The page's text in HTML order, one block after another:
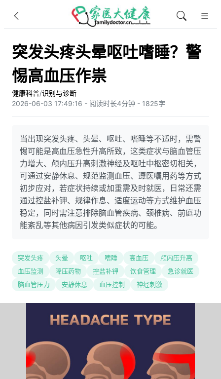
突发头疼头晕呕吐嗜睡？警
惕高血压作祟
健康科普/识别与诊断
2026-06-03 17:49:16 - 阅读时长4分钟 - 1825字
当出现突发头疼、头晕、呕吐、嗜睡等不适时，需警
惕可能是高血压急性升高所致，这类症状与脑血管压
力增大、颅内压升高刺激神经及呕吐中枢密切相关，
可通过安静休息、规范监测血压、遵医嘱用药等方式
初步应对，若症状持续或加重需及时就医，日常还需
通过控盐补钾、规律作息、适度运动等方式维护血压
稳定，同时需注意排除脑血管疾病、颈椎病、前庭功
能紊乱等其他病因引发类似症状的可能。
突发头疼 头晕 呕吐 嗜睡 高血压
颅内压升高
血压监测
降压药物 控盐补钾 饮食管理
急诊就医
脑血管压力
安静休息 血压控制 神经刺激